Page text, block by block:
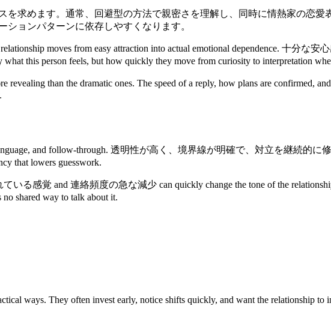
求めます。通常、回避型の方法で親密さを理解し、同時に情熱家の恋愛
ョンパターンに依存しやすくなります。
moves from easy attraction into actual emotional dependence. 十分
this person feels, but how quickly they move from curiosity to interpretation
revealing than the dramatic ones. The speed of a reply, how plans are confirmed,
and follow-through. 透明性が高く、境界線が明確で、対立を継続的
that lowers guesswork.
いる感覚 and 連絡頻度の急な減少 can quickly change the tone of the
shared way to talk about it.
ways. They often invest early, notice shifts quickly, and want the relationship to